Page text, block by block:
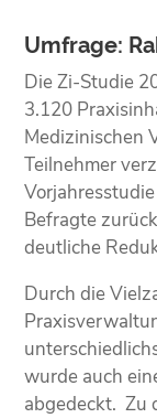
Umfrage:
Die Zi-Studie
3.120
Medizinischen
Teilnehmer
Befragte
deutliche
Durch die
wurde auch
abgedeckt. Zu